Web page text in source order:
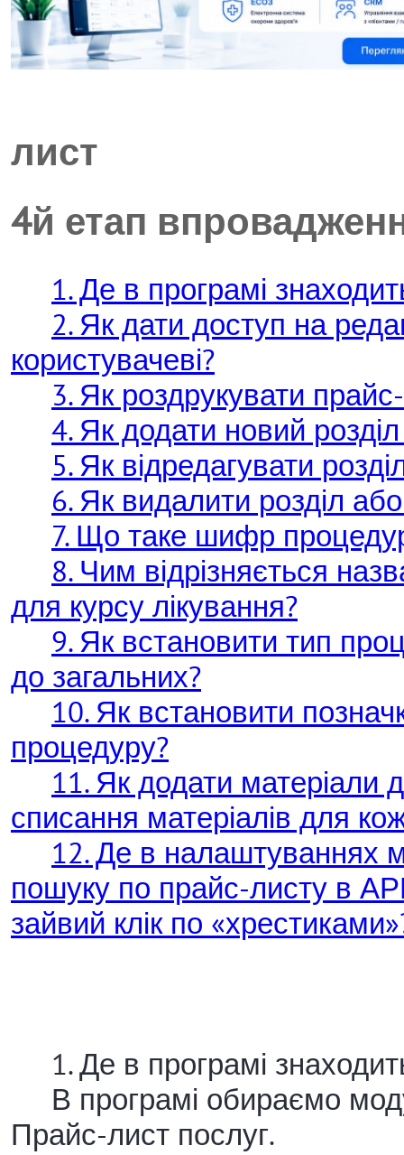
лист
4й етап
1. Де в програмі
2. Як дати доступ на
користувачеві?
3. Як роздрукувати
4. Як додати новий
5. Як відредагувати
6. Як видалити розділ
7. Що таке шифр
8. Чим відрізняється
для курсу лікування?
9. Як встановити тип
до загальних?
10. Як встановити
процедуру?
11. Як додати матеріали
списання матеріалів для
12. Де в налаштуваннях
пошуку по прайс-листу в
зайвий клік по
1. Де в програмі
В програмі обираємо
Прайс-лист послуг.